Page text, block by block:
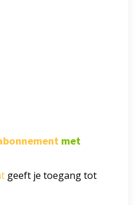
met
geeft je toegang tot